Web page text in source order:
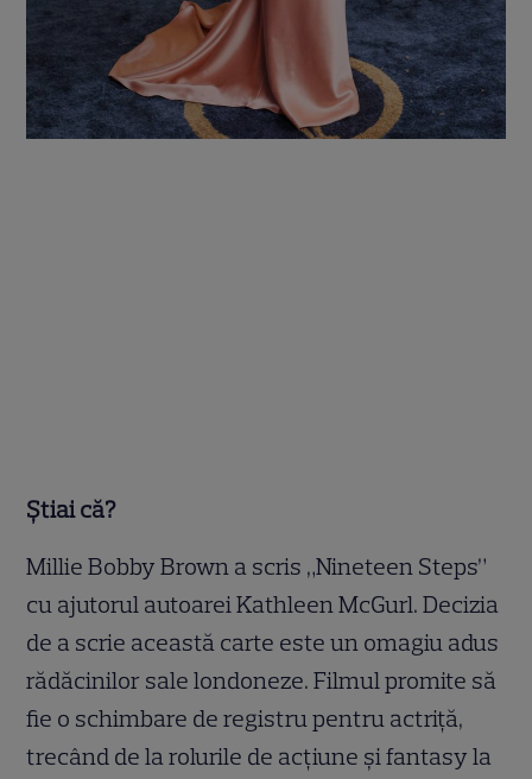
Știai că?
Millie Bobby Brown a scris „Nineteen Steps”
cu ajutorul autoarei Kathleen McGurl. Decizia
de a scrie această carte este un omagiu adus
rădăcinilor sale londoneze. Filmul promite să
fie o schimbare de registru pentru actriță,
trecând de la rolurile de acțiune și fantasy la